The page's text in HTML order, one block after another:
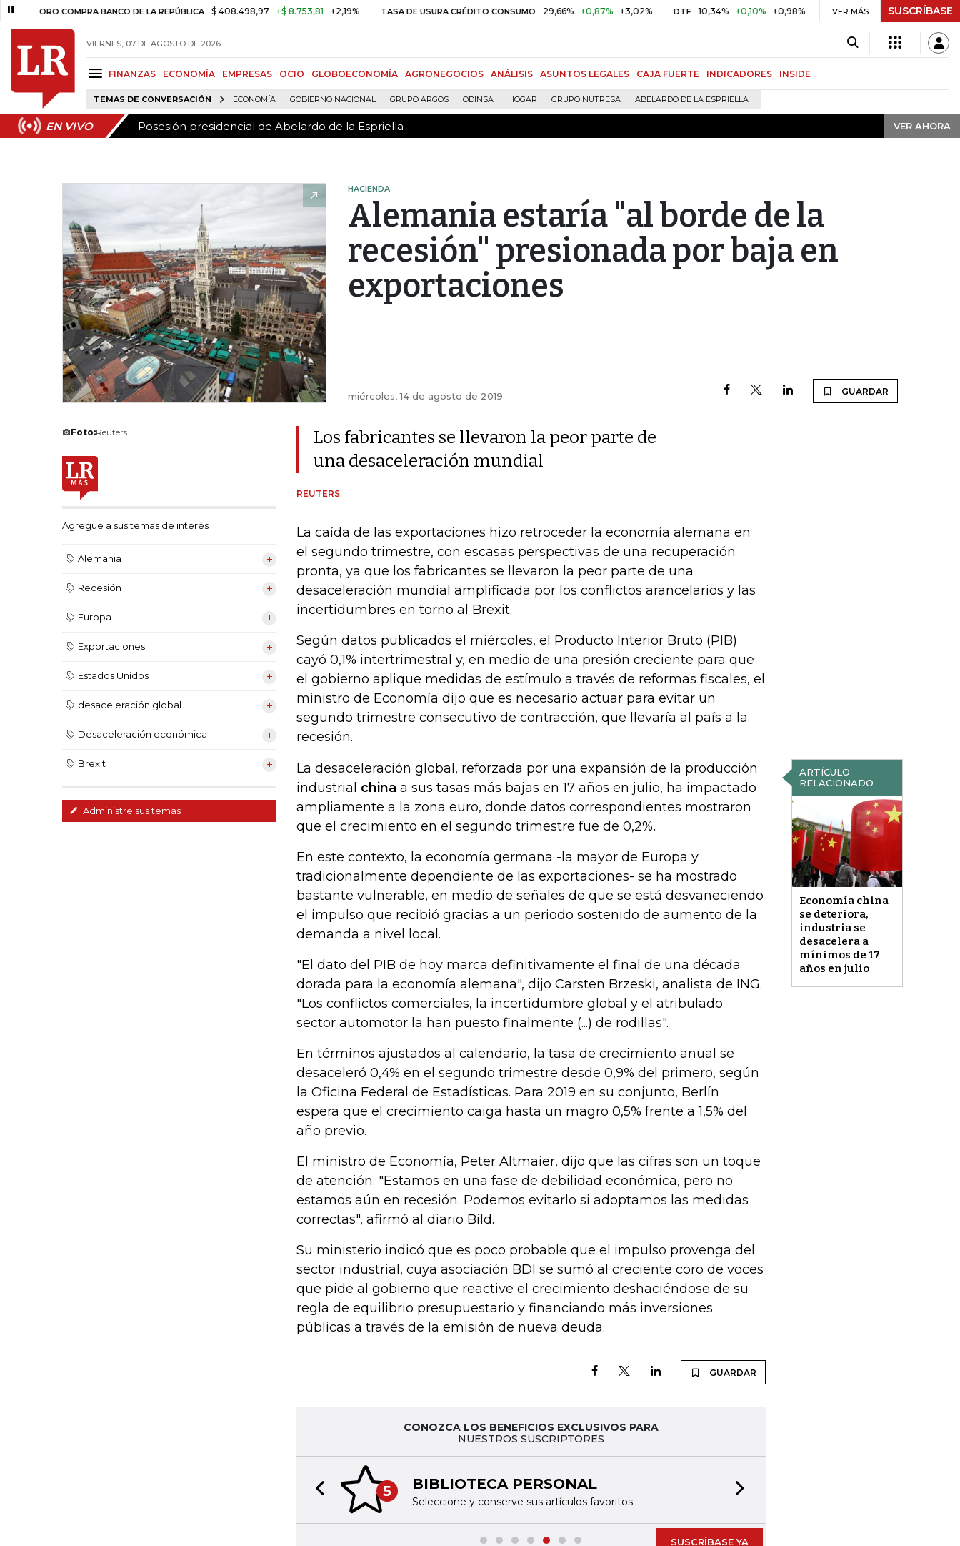
ORO COMPRA BANCO DE LA REPÚBLICA $ 408.498,97 +$ 8.753,81 +2,19% TASA DE USURA CRÉDITO CONSUMO 29,66% +0,87% +3,02% DTF 10,34% +0,10% +0,98% UVR $ 416,91 +$ 0,05 +0,01%
VER MÁS SUSCRÍBASE
VIERNES, 07 DE AGOSTO DE 2026
FINANZAS ECONOMÍA EMPRESAS OCIO GLOBOECONOMÍA AGRONEGOCIOS ANÁLISIS ASUNTOS LEGALES CAJA FUERTE INDICADORES INSIDE
TEMAS DE CONVERSACIÓN ECONOMÍA GOBIERNO NACIONAL GRUPO ARGOS ODINSA HOGAR GRUPO NUTRESA ABELARDO DE LA ESPRIELLA
EN VIVO Posesión presidencial de Abelardo de la Espriella VER AHORA
EN VIVO Posesión presidencial de Abelardo de la Espriella VER AHORA
HACIENDA
Alemania estaría "al borde de la
recesión" presionada por baja en
exportaciones
miércoles, 14 de agosto de 2019 GUARDAR
Foto:Reuters
Agregue a sus temas de interés
Alemania
Recesión
Europa
Exportaciones
Estados Unidos
desaceleración global
Desaceleración económica
Brexit
Administre sus temas
Los fabricantes se llevaron la peor parte de
una desaceleración mundial
REUTERS
La caída de las exportaciones hizo retroceder la economía alemana en
el segundo trimestre, con escasas perspectivas de una recuperación
pronta, ya que los fabricantes se llevaron la peor parte de una
desaceleración mundial amplificada por los conflictos arancelarios y las
incertidumbres en torno al Brexit.
Según datos publicados el miércoles, el Producto Interior Bruto (PIB)
cayó 0,1% intertrimestral y, en medio de una presión creciente para que
el gobierno aplique medidas de estímulo a través de reformas fiscales, el
ministro de Economía dijo que es necesario actuar para evitar un
segundo trimestre consecutivo de contracción, que llevaría al país a la
recesión.
ARTÍCULO
RELACIONADO
Economía china
se deteriora,
industria se
desacelera a
mínimos de 17
años en julio
La desaceleración global, reforzada por una expansión de la producción
industrial china a sus tasas más bajas en 17 años en julio, ha impactado
ampliamente a la zona euro, donde datos correspondientes mostraron
que el crecimiento en el segundo trimestre fue de 0,2%.
En este contexto, la economía germana -la mayor de Europa y
tradicionalmente dependiente de las exportaciones- se ha mostrado
bastante vulnerable, en medio de señales de que se está desvaneciendo
el impulso que recibió gracias a un periodo sostenido de aumento de la
demanda a nivel local.
"El dato del PIB de hoy marca definitivamente el final de una década
dorada para la economía alemana", dijo Carsten Brzeski, analista de ING.
"Los conflictos comerciales, la incertidumbre global y el atribulado
sector automotor la han puesto finalmente (...) de rodillas".
En términos ajustados al calendario, la tasa de crecimiento anual se
desaceleró 0,4% en el segundo trimestre desde 0,9% del primero, según
la Oficina Federal de Estadísticas. Para 2019 en su conjunto, Berlín
espera que el crecimiento caiga hasta un magro 0,5% frente a 1,5% del
año previo.
El ministro de Economía, Peter Altmaier, dijo que las cifras son un toque
de atención. "Estamos en una fase de debilidad económica, pero no
estamos aún en recesión. Podemos evitarlo si adoptamos las medidas
correctas", afirmó al diario Bild.
Su ministerio indicó que es poco probable que el impulso provenga del
sector industrial, cuya asociación BDI se sumó al creciente coro de voces
que pide al gobierno que reactive el crecimiento deshaciéndose de su
regla de equilibrio presupuestario y financiando más inversiones
públicas a través de la emisión de nueva deuda.
GUARDAR
CONOZCA LOS BENEFICIOS EXCLUSIVOS PARA
NUESTROS SUSCRIPTORES
5 BIBLIOTECA PERSONAL
Seleccione y conserve sus artículos favoritos
Previous slide
SUSCRÍBASE YA